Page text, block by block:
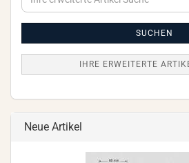
erweiterte
SUCHEN
IHRE ERWEITERTE
Neue Artikel